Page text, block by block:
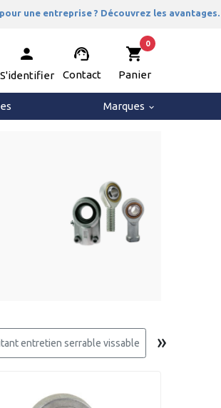
une entreprise ? Découvrez les avantages.
person
S'identifier
support_agent
Contact
shopping_cart
0
Panier
Marques keyboard_arrow_down
entretien serrable vissable Tête de
»